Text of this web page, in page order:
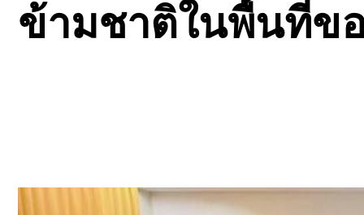
ข้ามชาติในพื้นที่ข